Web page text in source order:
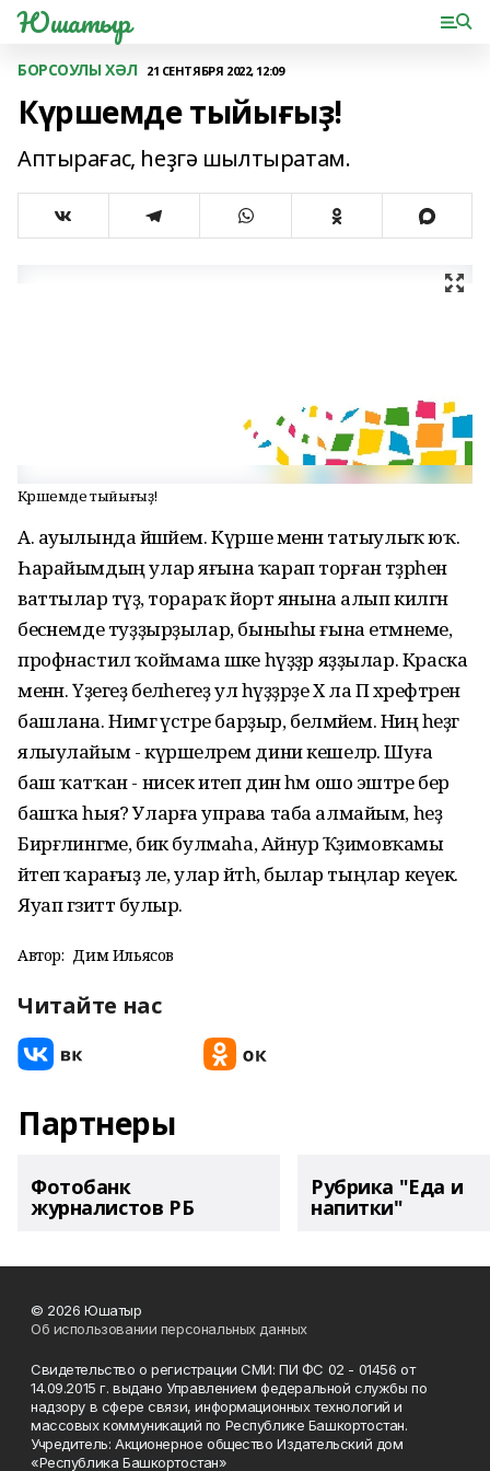
Юшатыр
БОРСОУЛЫ ХӘЛ 21 СЕНТЯБРЯ 2022, 12:09
Күршемде тыйығыҙ!
Аптырағас, һеҙгә шылтыратам.
Күршемде тыйығыҙ!
А. ауылында йәшәйем. Күрше менән татыулыҡ юҡ.
Һарайымдың улар яғына ҡарап торған тәҙрәһен
ваттылар тәүҙә, торараҡ йорт янына алып килгән
бесәнемде туҙҙырҙылар, быныһы ғына етмәнеме,
профнастил ҡоймама әшәке һүҙҙәр яҙҙылар. Краска
менән. Үҙегеҙ беләһегеҙ ул һүҙҙәрҙе Х ла П хәрефтәренә
башлана. Нимәгә үстәре барҙыр, белмәйем. Ниңә һеҙгә
ялыулайым - күршеләрем дини кешеләр. Шуға
баш ҡатҡан - нисек итеп дин һәм ошо эштәре бер
башҡа һыя? Уларға управа таба алмайым, һеҙ
Бирғәлингәме, бик булмаһа, Айнур Ҡәҙимовҡамы
әйтеп ҡарағыҙ әле, улар әйтһә, былар тыңлар кеүек.
Яуап гәзиттә булыр.
Автор: Дим Ильясов
Читайте нас
Партнеры
Фотобанк
журналистов РБ
Рубрика "Еда и
напитки"
© 2026 Юшатыр
Об использовании персональных данных
Свидетельство о регистрации СМИ: ПИ ФС 02 - 01456 от
14.09.2015 г. выдано Управлением федеральной службы по
надзору в сфере связи, информационных технологий и
массовых коммуникаций по Республике Башкортостан.
Учредитель: Акционерное общество Издательский дом
«Республика Башкортостан»